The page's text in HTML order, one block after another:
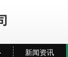
新闻资讯